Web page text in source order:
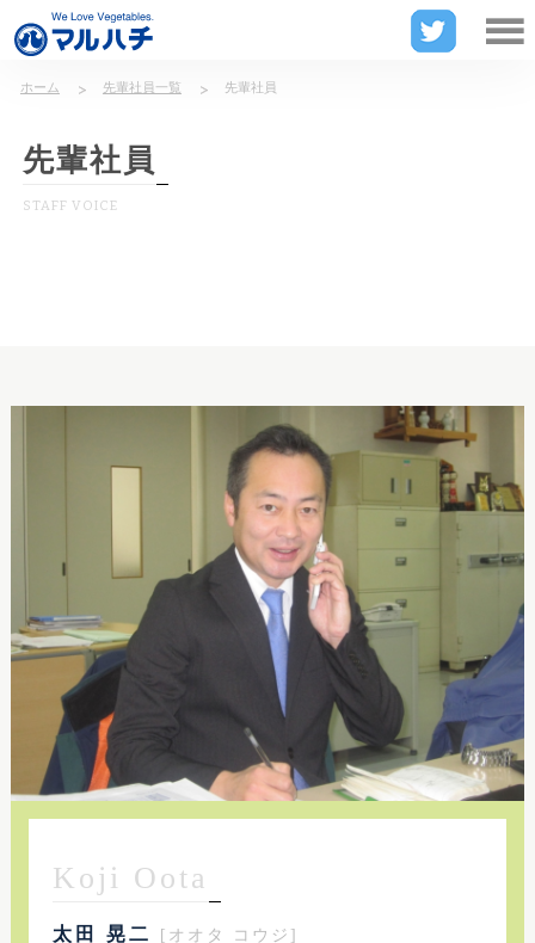
山形県東田川郡庄内町の漬物メーカー
ホーム 先輩社員一覧 先輩社員
先輩社員
STAFF VOICE
Koji Oota
太田 晃二 [オオタ コウジ]